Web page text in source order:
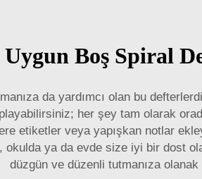
Boş Spiral
da yardımcı olan bu
her şey tam olarak
etiketler veya yapışkan notlar
okulda ya da evde size iyi bir dost
düzgün ve düzenli tutmanıza olanak